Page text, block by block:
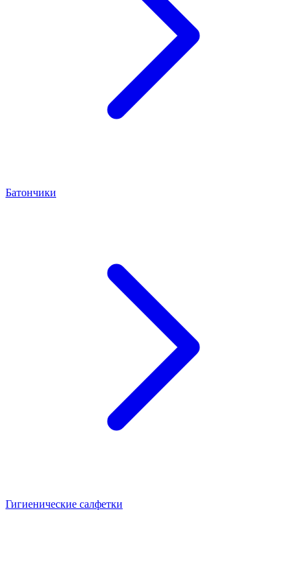
Батончики
Гигиенические салфетки